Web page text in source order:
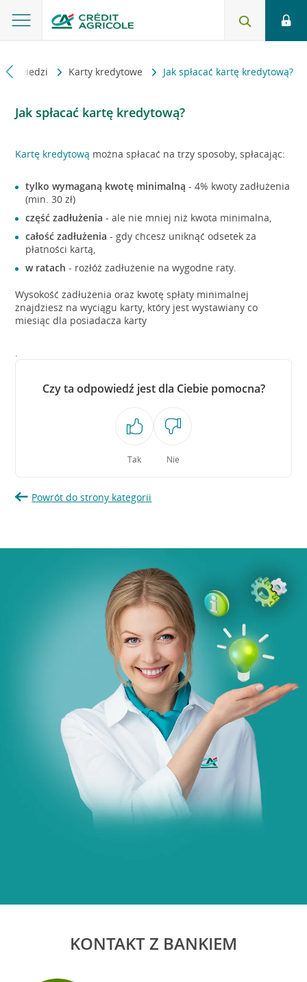
Karty kredytowe Jak spłacać kartę kredytową?
Jak spłacać kartę kredytową?
Kartę kredytową można spłacać na trzy sposoby, spłacając:
tylko wymaganą kwotę minimalną - 4% kwoty zadłużenia
(min. 30 zł)
część zadłużenia - ale nie mniej niż kwota minimalna,
całość zadłużenia - gdy chcesz uniknąć odsetek za
płatności kartą,
w ratach - rozłóż zadłużenie na wygodne raty.
Wysokość zadłużenia oraz kwotę spłaty minimalnej
znajdziesz na wyciągu karty, który jest wystawiany co
miesiąc dla posiadacza karty
.
Czy ta odpowiedź jest dla Ciebie pomocna?
Tak Nie
Powrót do strony kategorii
KONTAKT Z BANKIEM